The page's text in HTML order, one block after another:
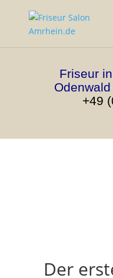
Friseur
+49
Der